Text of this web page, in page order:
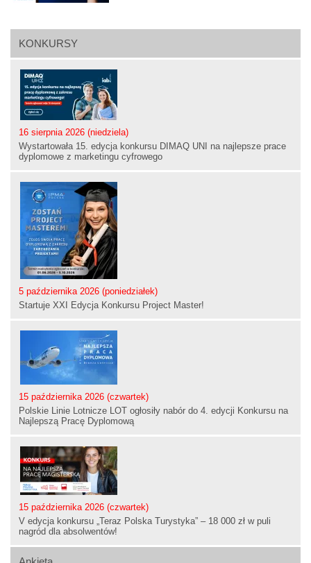
KONKURSY
16 sierpnia 2026 (niedziela)
Wystartowała 15. edycja konkursu DIMAQ UNI na najlepsze prace
dyplomowe z marketingu cyfrowego
5 października 2026 (poniedziałek)
Startuje XXI Edycja Konkursu Project Master!
15 października 2026 (czwartek)
Polskie Linie Lotnicze LOT ogłosiły nabór do 4. edycji Konkursu na
Najlepszą Pracę Dyplomową
15 października 2026 (czwartek)
V edycja konkursu „Teraz Polska Turystyka” – 18 000 zł w puli
nagród dla absolwentów!